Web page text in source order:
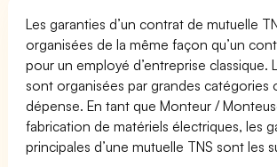
Les garanties d’un contrat de mutuelle
organisées de la même façon qu’un
pour un employé d’entreprise classique.
sont organisées par grandes catégories
dépense. En tant que Monteur /
fabrication de matériels électriques, les
principales d’une mutuelle TNS sont les